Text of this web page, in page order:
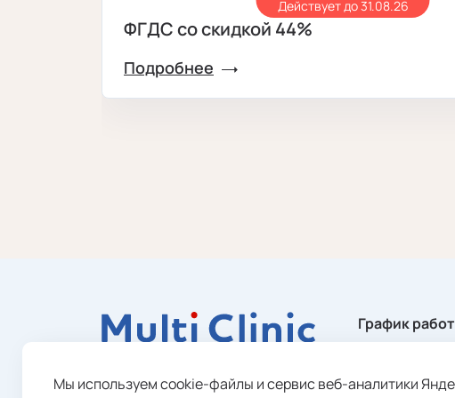
ФГДС со скидкой 44%
Подробнее
Действует до 31.08.26
График
Мы используем cookie-файлы и сервис веб-аналитики